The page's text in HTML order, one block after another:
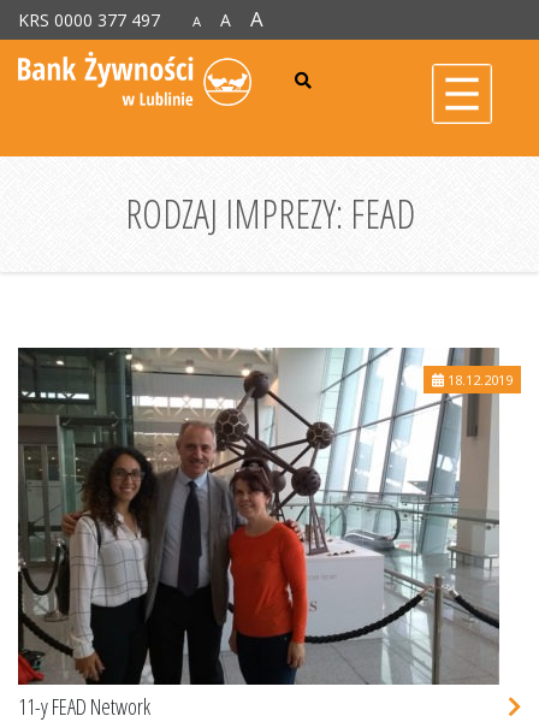
KRS 0000 377 497 A A A
RODZAJ IMPREZY: FEAD
18.12.2019
11-y FEAD Network